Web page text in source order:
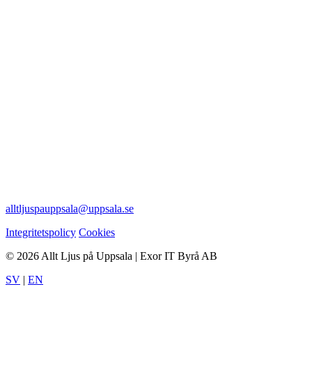
alltljuspauppsala@uppsala.se
Integritetspolicy Cookies
© 2026 Allt Ljus på Uppsala | Exor IT Byrå AB
SV | EN